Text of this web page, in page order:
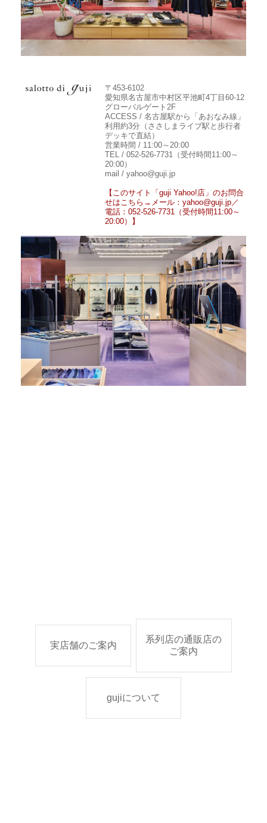
〒453-6102
愛知県名古屋市中村区平池町4丁目60-12
グローバルゲート2F
ACCESS / 名古屋駅から「あおなみ線」
利用約3分（ささしまライブ駅と歩行者
デッキで直結）
営業時間 / 11:00～20:00
TEL / 052-526-7731（受付時間11:00～
20:00）
mail / yahoo@guji.jp
【このサイト「guji Yahoo!店」のお問合
せはこちら→メール：yahoo@guji.jp／
電話：052-526-7731（受付時間11:00～
20:00）】
実店舗のご案内
系列店の通販店の
ご案内
gujiについて